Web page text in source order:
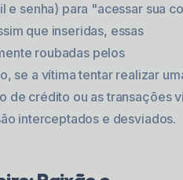
e senha) para "acessar sua
que inseridas, essas
roubadas pelos
se a vítima tentar realizar
de crédito ou as transações
interceptados e desviados.